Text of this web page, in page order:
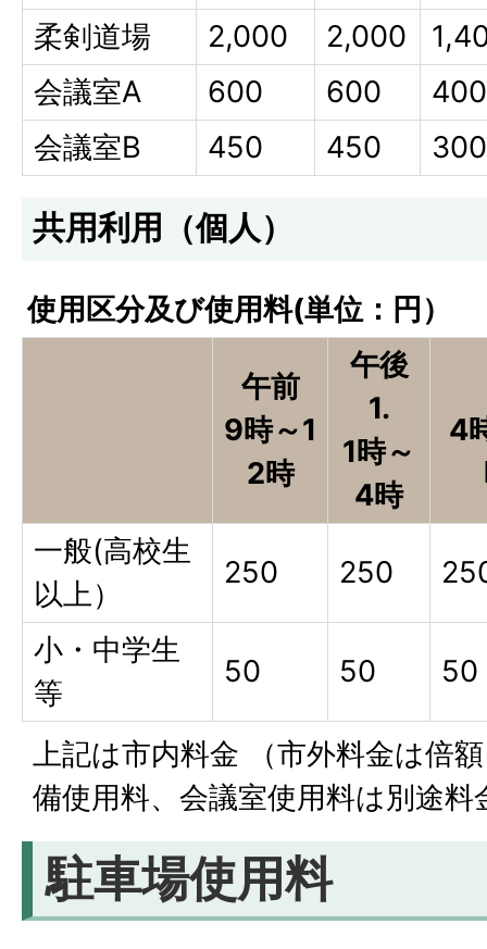
柔剣道場
2,000 2,000
会議室A
600 600
400
会議室B
450 450 300
共用利用（個人）
使用区分及び使用料(単位：円）
午前
9時～1
2時
午後
1.
1時～
4時
4
一般(高校生
以上）
250 250
小・中学生
等
50 50 50
上記は市内料金 （市外料金は倍
備使用料、会議室使用料は別途料
駐車場使用料